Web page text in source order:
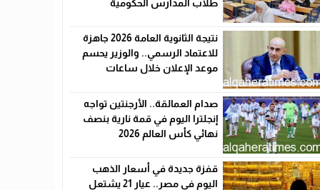
طلاب المدارس الحكومية
نتيجة الثانوية العامة 2026 جاهزة
للاعتماد الرسمي.. والوزير يحسم
موعد الإعلان خلال ساعات
صدام العمالقة.. الأرجنتين تواجه
إنجلترا اليوم في قمة نارية بنصف
نهائي كأس العالم 2026
قفزة جديدة في أسعار الذهب
اليوم في مصر.. عيار 21 يشتعل